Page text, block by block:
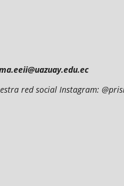
red social Instagram: